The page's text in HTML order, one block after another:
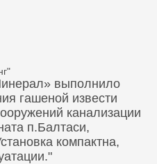
выполнило
гашеной извести
канализации
п.Балтаси,
компактна,